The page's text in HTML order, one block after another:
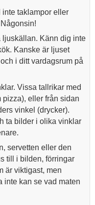
inte taklampor eller
ljuskällan. Känn dig inte
Kanske är ljuset
i ditt vardagsrum på
Vissa tallrikar med
pizza), eller från sidan
vinkel (drycker).
ta bilder i olika vinklar
servetten eller den
till i bilden, förringar
är viktigast, men
inte kan se vad maten